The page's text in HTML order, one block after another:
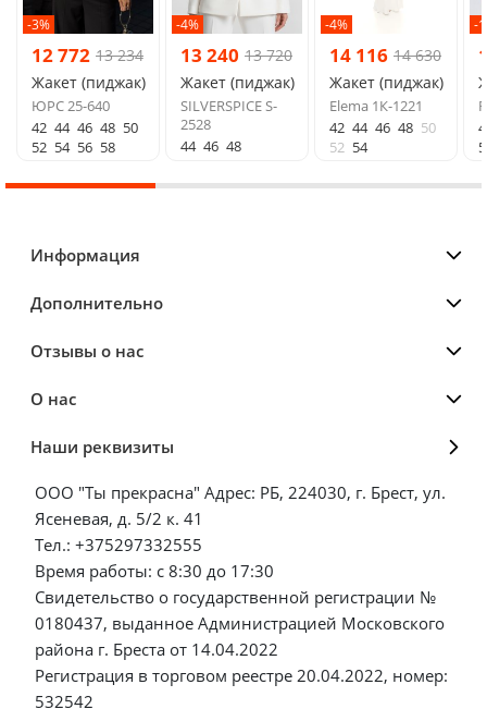
-3%
12 772 13 234
Жакет (пиджак)
ЮРС 25-640
42 44 46 48 50
52 54 56 58
-4%
13 240 13 720
Жакет (пиджак)
SILVERSPICE S-
2528
44 46 48
-4%
14 116 14 630
Жакет (пиджак)
Elema 1К-1221
42 44 46 48 50
52 54
-
Информация
Дополнительно
Отзывы о нас
О нас
Наши реквизиты
ООО "Ты прекрасна" Адрес: РБ, 224030, г. Брест, ул.
Ясеневая, д. 5/2 к. 41
Тел.: +375297332555
Время работы: с 8:30 до 17:30
Свидетельство о государственной регистрации №
0180437, выданное Администрацией Московского
района г. Бреста от 14.04.2022
Регистрация в торговом реестре 20.04.2022, номер:
532542